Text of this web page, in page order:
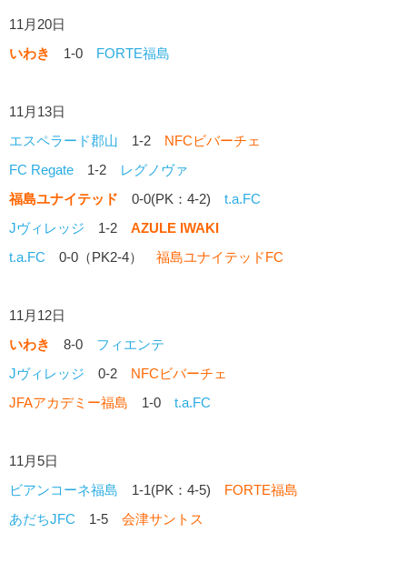
11月20日
いわき
1-0 FORTE福島
11月13日
エスペラード郡山 1-2 NFCビバーチェ
FC Regate 1-2
レグノヴァ
福島ユナイテッド
0-0(PK：4-2) t.a.FC
Jヴィレッジ 1-2 AZULE IWAKI
t.a.FC 0-0（PK2-4） 福島ユナイテッドFC
11月12日
いわき
8-0 フィエンテ
Jヴィレッジ 0-2 NFCビバーチェ
JFAアカデミー福島 1-0 t.a.FC
11月5日
ビアンコーネ福島 1-1(PK：4-5) FORTE福島
あだちJFC 1-5 会津サントス